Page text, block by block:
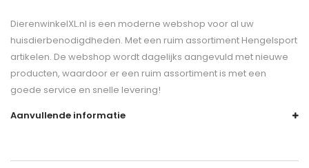
DierenwinkelXL.nl is een moderne webshop voor al uw
huisdierbenodigdheden. Met een ruim assortiment Hengelsport
artikelen. De webshop wordt dagelijks aangevuld met nieuwe
producten, waardoor er een ruim assortiment is met een
goede service en snelle levering!
Aanvullende informatie